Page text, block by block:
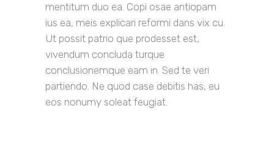
mentitum duo ea. Copi osae antiopam
ius ea, meis explicari reformi dans vix cu.
Ut possit patrio que prodesset est,
vivendum concluda turque
conclusionemque eam in. Sed te veri
partiendo. Ne quod case debitis has, eu
eos nonumy soleat feugiat.